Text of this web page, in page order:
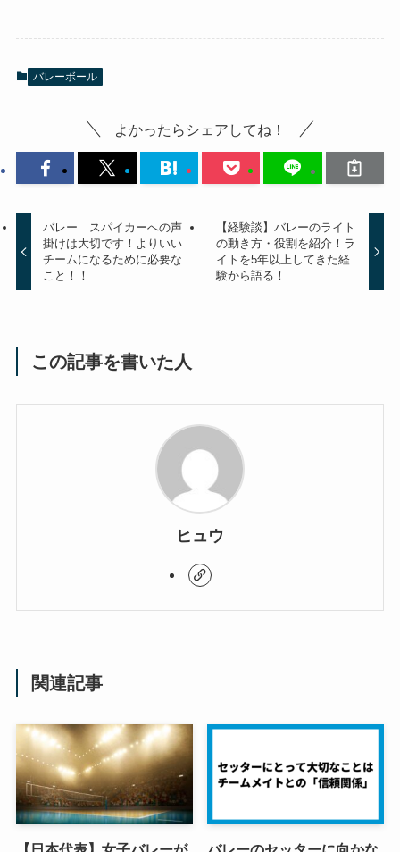
バレーボール
よかったらシェアしてね！
バレー スパイカーへの声
掛けは大切です！よりいい
チームになるために必要な
こと！！
【経験談】バレーのライト
の動き方・役割を紹介！ラ
イトを5年以上してきた経
験から語る！
この記事を書いた人
ヒュウ
関連記事